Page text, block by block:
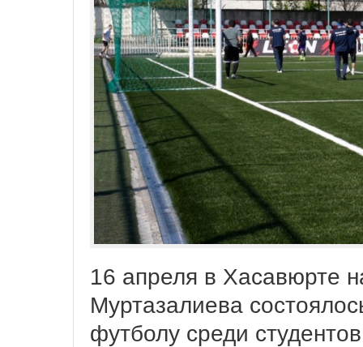
16 апреля в Хасавюрте
Муртазалиева
футболу среди